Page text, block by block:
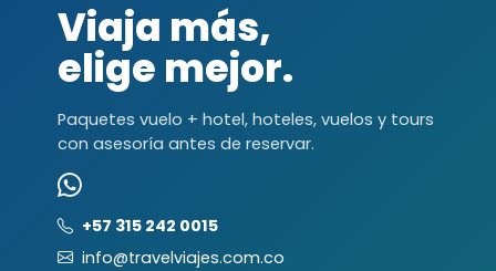
Viaja más,
elige mejor.
Paquetes vuelo + hotel, hoteles, vuelos y tours
con asesoría antes de reservar.
+57 315 242 0015
info@travelviajes.com.co